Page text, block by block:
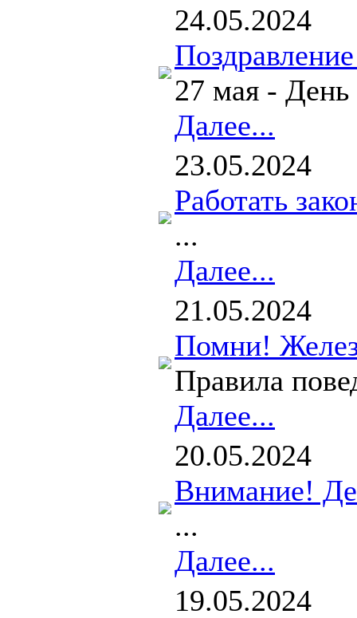
24.05.2024
27 мая - День
Далее...
23.05.2024
Работать
...
Далее...
21.05.2024
Помни!
Правила
Далее...
20.05.2024
Внимание!
...
Далее...
19.05.2024